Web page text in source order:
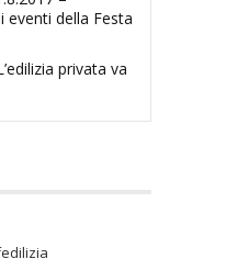
eventi della Festa
privata va